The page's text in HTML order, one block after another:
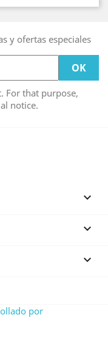
y ofertas especiales
For that purpose,
notice.



por